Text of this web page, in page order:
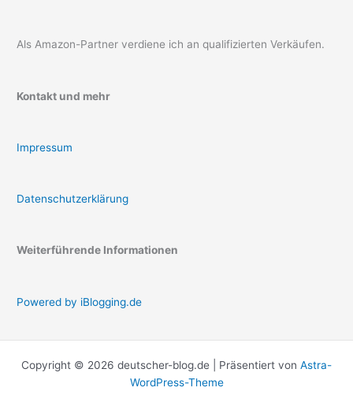
Als Amazon-Partner verdiene ich an qualifizierten Verkäufen.
Kontakt und mehr
Impressum
Datenschutzerklärung
Weiterführende Informationen
Powered by iBlogging.de
Copyright © 2026 deutscher-blog.de | Präsentiert von Astra-
WordPress-Theme